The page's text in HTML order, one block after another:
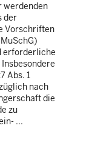
werdenden
der
Vorschriften
erforderliche
Abs. 1
nach
die
zu
...